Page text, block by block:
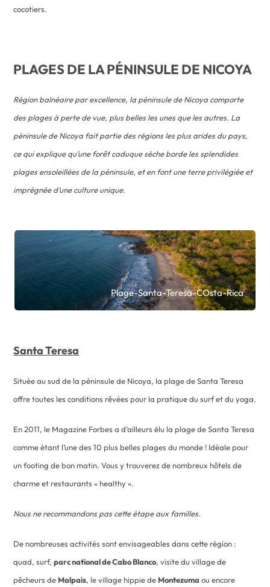
cocotiers.
PLAGES DE LA PÉNINSULE DE NICOYA
Région balnéaire par excellence, la péninsule de Nicoya comporte
des plages à perte de vue, plus belles les unes que les autres. La
péninsule de Nicoya fait partie des régions les plus arides du pays,
ce qui explique qu’une forêt caduque sèche borde les splendides
plages ensoleillées de la péninsule, et en font une terre privilégiée et
imprégnée d’une culture unique.
Plage-Santa-Teresa-COsta-Rica
Santa Teresa
Située au sud de la péninsule de Nicoya, la plage de Santa Teresa
offre toutes les conditions rêvées pour la pratique du surf et du yoga.
En 2011, le Magazine Forbes a d’ailleurs élu la plage de Santa Teresa
comme étant l’une des 10 plus belles plages du monde ! Idéale pour
un footing de bon matin. Vous y trouverez de nombreux hôtels de
charme et restaurants « healthy ».
Nous ne recommandons pas cette étape aux familles.
De nombreuses activités sont envisageables dans cette région :
quad, surf,parc national de Cabo Blanco, visite du village de
pêcheurs de Malpais, le village hippie de Montezuma ou encore